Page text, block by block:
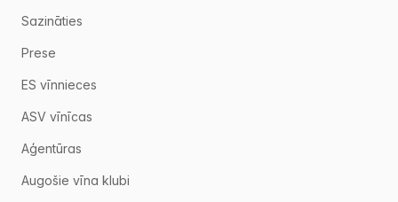
Sazināties
Prese
ES vīnnieces
ASV vīnīcas
Aģentūras
Augošie vīna klubi